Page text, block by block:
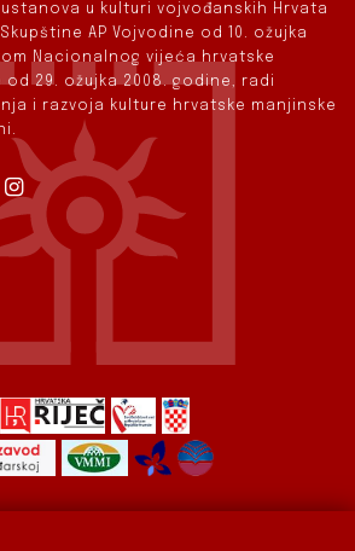
u kulturi vojvođanskih Hrvata
AP Vojvodine od 10. ožujka
Nacionalnog vijeća hrvatske
29. ožujka 2008. godine, radi
i razvoja kulture hrvatske manjinske